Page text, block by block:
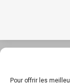
Pour offrir les